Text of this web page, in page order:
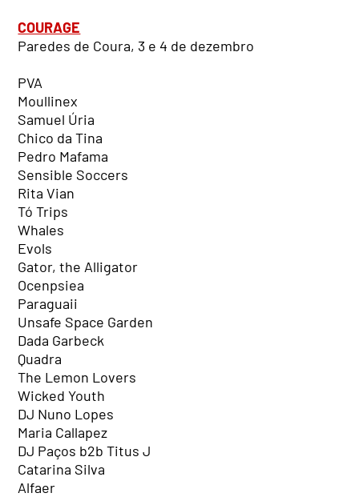
COURAGE
Paredes de Coura, 3 e 4 de dezembro
PVA
Moullinex
Samuel Úria
Chico da Tina
Pedro Mafama
Sensible Soccers
Rita Vian
Tó Trips
Whales
Evols
Gator, the Alligator
Ocenpsiea
Paraguaii
Unsafe Space Garden
Dada Garbeck
Quadra
The Lemon Lovers
Wicked Youth
DJ Nuno Lopes
Maria Callapez
DJ Paços b2b Titus J
Catarina Silva
Alfaer